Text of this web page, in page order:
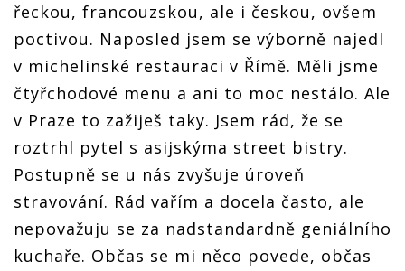
řeckou, francouzskou, ale i českou, ovšem
poctivou. Naposled jsem se výborně najedl
v michelinské restauraci v Římě. Měli jsme
čtyřchodové menu a ani to moc nestálo. Ale
v Praze to zažiješ taky. Jsem rád, že se
roztrhl pytel s asijskýma street bistry.
Postupně se u nás zvyšuje úroveň
stravování. Rád vařím a docela často, ale
nepovažuju se za nadstandardně geniálního
kuchaře. Občas se mi něco povede, občas